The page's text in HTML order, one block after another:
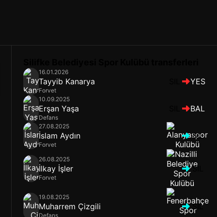
16.01.2026
Tayyib Kanarya
Forvet
YES
10.09.2025
Erşan Yaşa
Defans
BAL
27.08.2025
İslam Aydın
Forvet
SIL
26.08.2025
İlkay İşler
Forvet
SIL
19.08.2025
Muharrem Çizgili
Defans
SIL